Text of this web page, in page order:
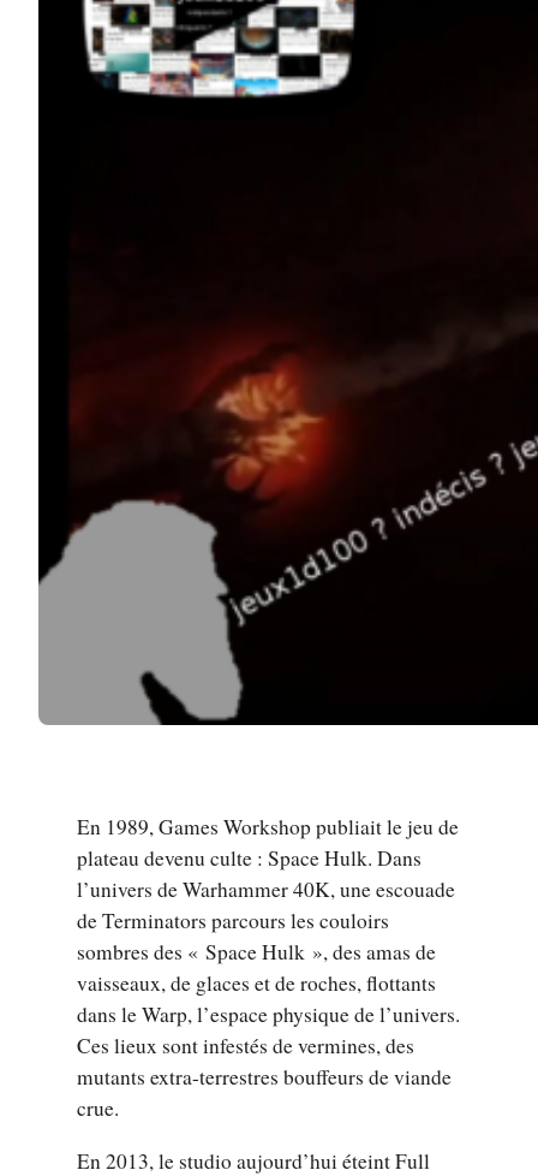
En 1989, Games Workshop publiait le jeu de
plateau devenu culte : Space Hulk. Dans
l’univers de Warhammer 40K, une escouade
de Terminators parcours les couloirs
sombres des « Space Hulk », des amas de
vaisseaux, de glaces et de roches, flottants
dans le Warp, l’espace physique de l’univers.
Ces lieux sont infestés de vermines, des
mutants extra-terrestres bouffeurs de viande
crue.
En 2013, le studio aujourd’hui éteint Full